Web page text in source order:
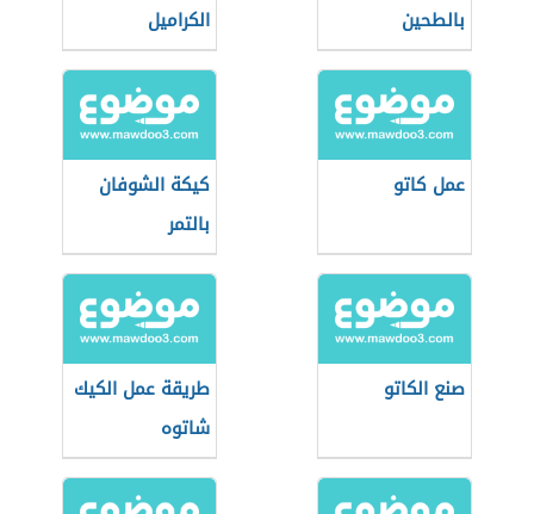
بالطحين
الكراميل
عمل كاتو
كيكة الشوفان
بالتمر
صنع الكاتو
طريقة عمل الكيك
شاتوه